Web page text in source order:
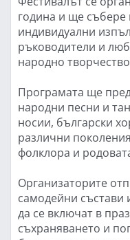
година и ще събере
индивидуални
ръководители и
народно
Програмата ще
народни песни и
носии, български
различни
фолклора и
Организаторите
самодейни състави
да се включат в
съхраняването и